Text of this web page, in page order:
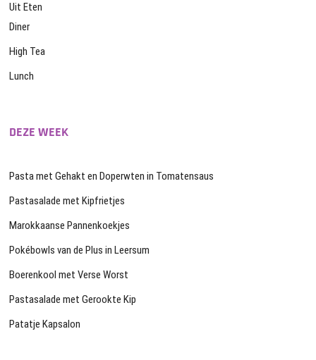
Uit Eten
Diner
High Tea
Lunch
DEZE WEEK
Pasta met Gehakt en Doperwten in Tomatensaus
Pastasalade met Kipfrietjes
Marokkaanse Pannenkoekjes
Pokébowls van de Plus in Leersum
Boerenkool met Verse Worst
Pastasalade met Gerookte Kip
Patatje Kapsalon